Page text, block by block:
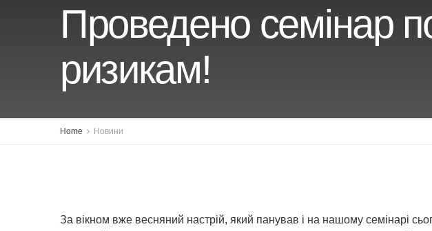
Проведено семінар
ризикам!
Home Новини
За вікном вже весняний настрій, який панував і на нашому семінарі